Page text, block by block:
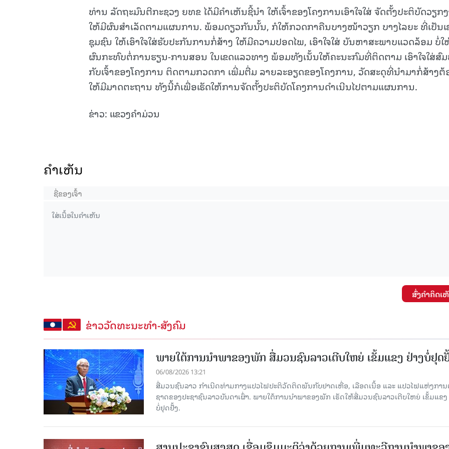
ທ່ານ ລັດຖະມົນຕີກະຊວງ ຍທຂ ໄດ້ມີຄໍາເຫັນຊີ້ນໍາ ໃຫ້ເຈົ້າຂອງໂຄງການເອົາໃຈໃສ່ ຈັດຕັ້ງປະຕິບັດວຽກ
ໃຫ້ມີຜົນສໍາເລັດຕາມແຜນການ. ພ້ອມດຽວກັນນັ້ນ, ກໍໃຫ້ກວດກາຄືນບາງໜ້າວຽກ ບາງໄລຍະ ທີ່ເປັນເ
ຊຸມຊົນ ໃຫ້ເອົາໃຈໃສ່ຮັບປະກັນການກໍ່ສ້າງ ໃຫ້ມີຄວາມປອດໄພ, ເອົາໃຈໃສ່ ບັນຫາສະພາບແວດລ້ອມ ບໍ່
ຜົນກະທົບຕໍ່ການຮຽນ-ການສອນ ໃນເຂດແລວທາງ ພ້ອມທັງເນັ້ນໃຫ້ຄະນະກົມທີ່ຕິດຕາມ ເອົາໃຈໃສ່ສົ
ກັບເຈົ້າຂອງໂຄງການ ຕິດຕາມກວດກາ ເພີ່ມຕື່ມ ລາຍລະອຽດຂອງໂຄງການ, ວັດສະດຸທີ່ນໍາມາກໍ່ສ້າງຕ້
ໃຫ້ມີມາດຕະຖານ ທັງນີ້ກໍເພື່ອເຮັດໃຫ້ການຈັດຕັ້ງປະຕິບັດໂຄງການດໍາເນີນໄປຕາມແຜນການ.
ຂ່າວ: ແຂວງຄຳມ່ວນ
ຄໍາເຫັນ
ສົ່ງຄໍາຄິດເ
ຂ່າວວັດທະນະທຳ-ສັງຄົມ
ພາຍໃຕ້ການນໍາພາຂອງພັກ ສື່ມວນຊົນລາວເຕີບໃຫຍ່ ເຂັ້ມແຂງ ຢ່າງບໍ່ຢຸດ
06/08/2026 13:21
ສື່ມວນຊົນລາວ ກຳເນີດທ່າມກາງແປວໄຟປະຕິວັດຕິດພັນກັບຢາດເຫື່ອ, ເລືອດເນື້ອ ແລະ ແປວໄຟແຫ່ງກາ
ຊາດຂອງປະຊາຊົນລາວບັນດາເຜົ່າ. ພາຍໃຕ້ການນໍາພາຂອງພັກ ເຮັດໃຫ້ສື່ມວນຊົນລາວເຕີບໃຫຍ່ ເຂັ້ມແຂງ
ບໍ່ຢຸດຢັ້ງ.